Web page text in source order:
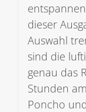
dieser
Auswahl
sind die
genau das
Stunden
Poncho